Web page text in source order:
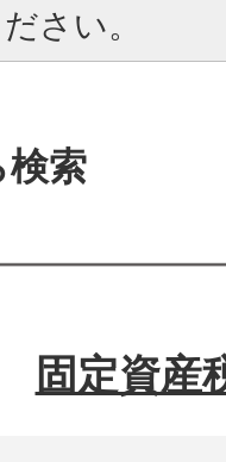
さい。
検索
固定資産